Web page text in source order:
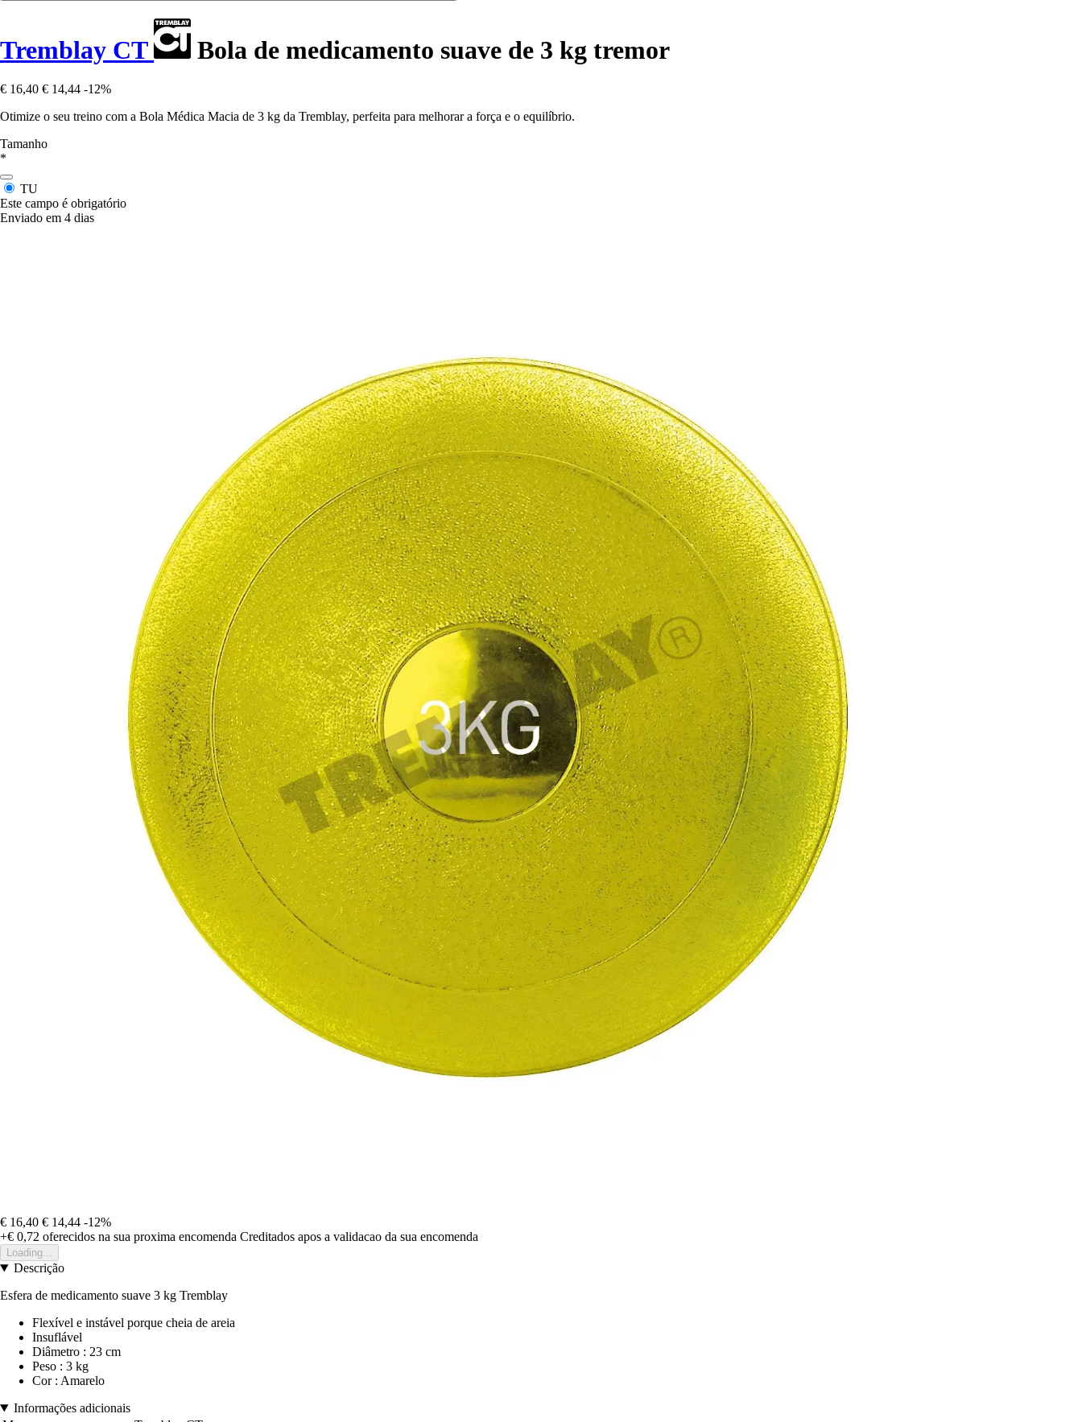
Tremblay CT Bola de medicamento suave de 3 kg tremor
€ 16,40 € 14,44 -12%
Otimize o seu treino com a Bola Médica Macia de 3 kg da Tremblay, perfeita para melhorar a força e o equilíbrio.
Tamanho
*
TU
Este campo é obrigatório
Enviado em 4 dias
€ 16,40 € 14,44 -12%
+€ 0,72 oferecidos na sua proxima encomenda Creditados apos a validacao da sua encomenda
Loading...
Descrição
Esfera de medicamento suave 3 kg Tremblay
Flexível e instável porque cheia de areia
Insuflável
Diâmetro : 23 cm
Peso : 3 kg
Cor : Amarelo
Informações adicionais